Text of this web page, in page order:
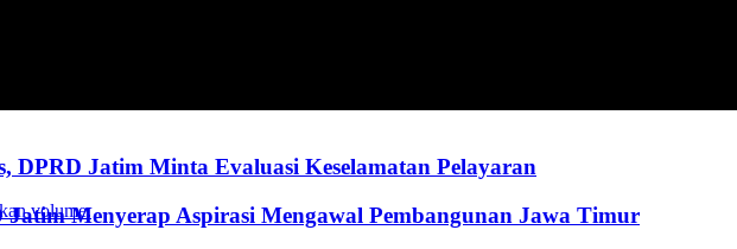
volume.
DPRD Jatim Minta Evaluasi Keselamatan Pelayaran
Jatim Menyerap Aspirasi Mengawal Pembangunan Jawa Timur